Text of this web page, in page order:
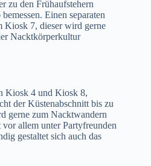
zu den Frühaufstehern
Einen separaten
Kiosk 7, dieser wird gerne
Nacktkörperkultur
Kiosk 4 und Kiosk 8,
der Küstenabschnitt bis zu
gerne zum Nacktwandern
allem unter Partyfreunden
gestaltet sich auch das